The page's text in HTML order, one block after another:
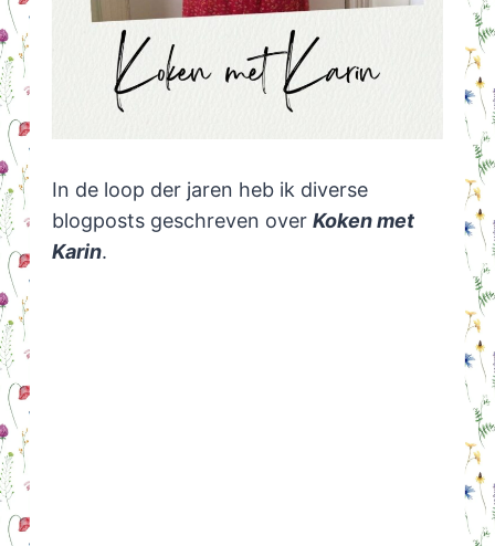
In de loop der jaren heb ik diverse
blogposts geschreven over Koken met
Karin.